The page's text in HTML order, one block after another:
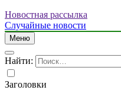
Новостная рассылка
Случайные новости
Меню
Найти:
Заголовки